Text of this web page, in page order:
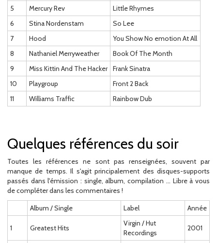
5
Mercury Rev
Little Rhymes
6
Stina Nordenstam
So Lee
7
Hood
You Show No emotion At All
8
Nathaniel Merryweather
Book Of The Month
9
Miss Kittin And The Hacker
Frank Sinatra
10
Playgroup
Front 2 Back
11
Williams Traffic Rainbow Dub
Quelques références du soir
Toutes les références ne sont pas renseignées, souvent par
manque de temps. Il s'agit principalement des disques-supports
passés dans l'émission : single, album, compilation ... Libre à vous
de compléter dans les commentaires !
Album / Single
Label Année
1 Greatest Hits
Virgin / Hut
Recordings
2001